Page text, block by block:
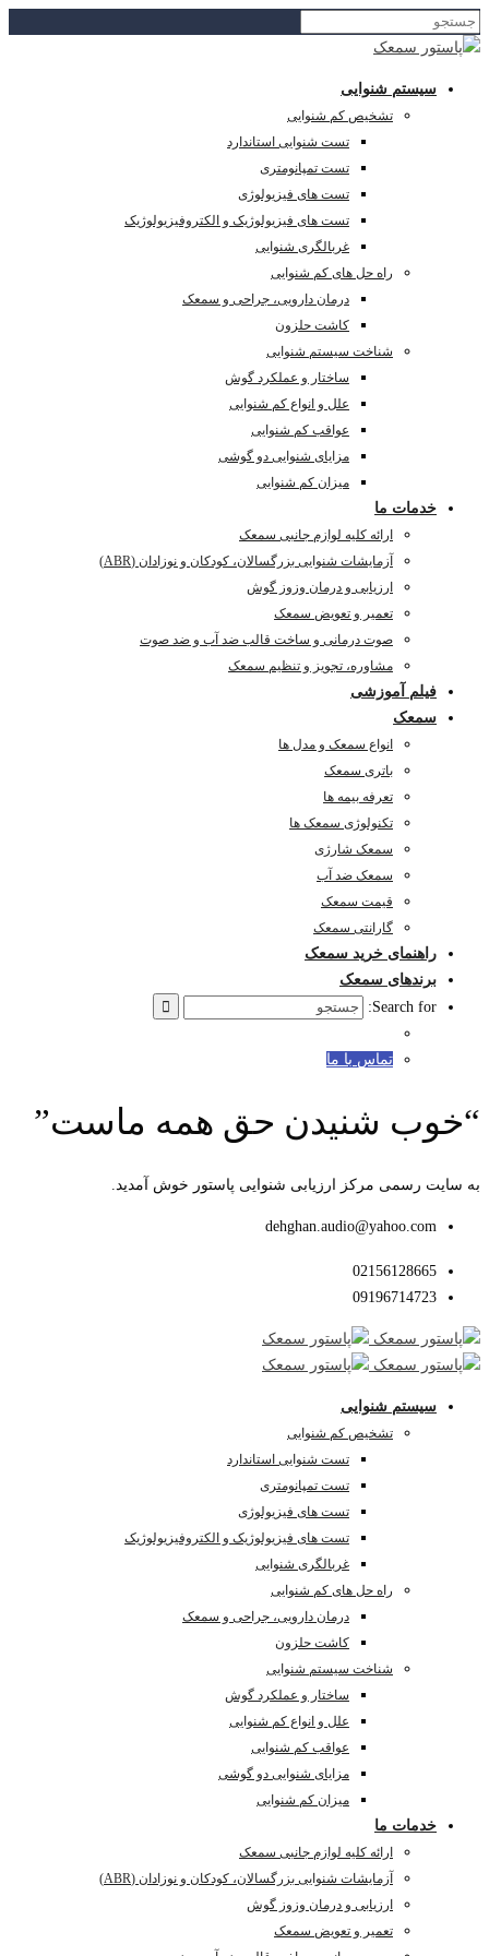
سیستم شنوایی
تشخیص کم شنوایی
تست شنوایی استاندارد
تست تمپانومتری
تست های فیزیولوژی
تست های فیزیولوژیک و الکتروفیزیولوژیک
غربالگری شنوایی
راه حل های کم شنوایی
درمان دارویی، جراحی و سمعک
کاشت حلزون
شناخت سیستم شنوایی
ساختار و عملکرد گوش
علل و انواع کم شنوایی
عواقب کم شنوایی
مزایای شنوایی دو گوشی
میزان کم شنوایی
خدمات ما
ارائه کلیه لوازم جانبی سمعک
آزمایشات شنوایی بزرگسالان، کودکان و نوزادان (ABR)
ارزیابی و درمان وزوز گوش
تعمیر و تعویض سمعک
صوت درمانی و ساخت قالب ضد آب و ضد صوت
مشاوره، تجویز و تنظیم سمعک
فیلم آموزشی
سمعک
انواع سمعک و مدل ها
باتری سمعک
تعرفه بیمه ها
تکنولوژی سمعک ها
سمعک شارژی
سمعک ضد آب
قیمت سمعک
گارانتی سمعک
راهنمای خرید سمعک
برندهای سمعک
Search for:
تماس با ما
“خوب شنیدن حق همه ماست”
به سایت رسمی مرکز ارزیابی شنوایی پاستور خوش آمدید.
dehghan.audio@yahoo.com
02156128665
09196714723
سیستم شنوایی
تشخیص کم شنوایی
تست شنوایی استاندارد
تست تمپانومتری
تست های فیزیولوژی
تست های فیزیولوژیک و الکتروفیزیولوژیک
غربالگری شنوایی
راه حل های کم شنوایی
درمان دارویی، جراحی و سمعک
کاشت حلزون
شناخت سیستم شنوایی
ساختار و عملکرد گوش
علل و انواع کم شنوایی
عواقب کم شنوایی
مزایای شنوایی دو گوشی
میزان کم شنوایی
خدمات ما
ارائه کلیه لوازم جانبی سمعک
آزمایشات شنوایی بزرگسالان، کودکان و نوزادان (ABR)
ارزیابی و درمان وزوز گوش
تعمیر و تعویض سمعک